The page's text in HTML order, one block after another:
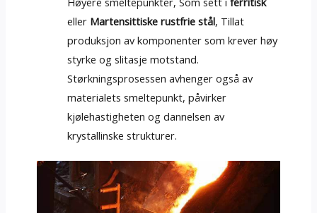
eller Martensittiske rustfrie stål, Tillat
produksjon av komponenter som krever høy
styrke og slitasje motstand.
Størkningsprosessen avhenger også av
materialets smeltepunkt, påvirker
kjølehastigheten og dannelsen av
krystallinske strukturer.